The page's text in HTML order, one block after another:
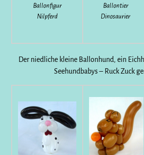
Ballonfigur
Nilpferd
Ballontier
Dinosaurier
Der niedliche kleine Ballonhund, ein
Seehundbabys – Ruck Zuck